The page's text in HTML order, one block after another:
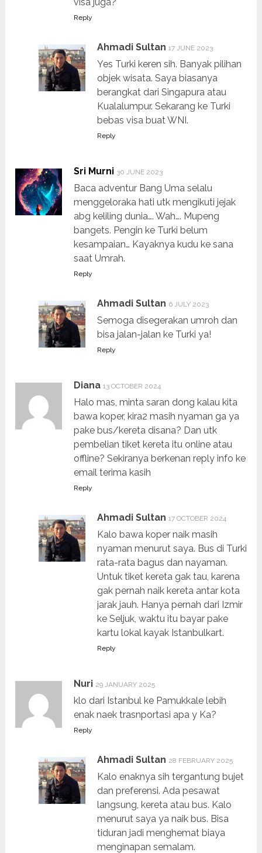
Reply
Ahmadi Sultan 17 JUNE 2023
Yes Turki keren sih. Banyak pilihan
objek wisata. Saya biasanya
berangkat dari Singapura atau
Kualalumpur. Sekarang ke Turki
bebas visa buat WNI.
Reply
Sri Murni 30 JUNE 2023
Baca adventur Bang Uma selalu
menggeloraka hati utk mengikuti jejak
abg keliling dunia…. Wah…. Mupeng
bangets. Pengin ke Turki belum
kesampaian… Kayaknya kudu ke sana
saat Umrah.
Reply
Ahmadi Sultan 6 JULY 2023
Semoga disegerakan umroh dan
bisa jalan-jalan ke Turki ya!
Reply
Diana 13 OCTOBER 2024
Halo mas, minta saran dong kalau kita
bawa koper, kira2 masih nyaman ga ya
pake bus/kereta disana? Dan utk
pembelian tiket kereta itu online atau
offline? Sekiranya berkenan reply info ke
email terima kasih
Reply
Ahmadi Sultan 17 OCTOBER 2024
Kalo bawa koper naik masih
nyaman menurut saya. Bus di Turki
rata-rata bagus dan nayaman.
Untuk tiket kereta gak tau, karena
gak pernah naik kereta antar kota
jarak jauh. Hanya pernah dari Izmir
ke Seljuk, waktu itu bayar pake
kartu lokal kayak Istanbulkart.
Reply
Nuri 29 JANUARY 2025
klo dari Istanbul ke Pamukkale lebih
enak naek trasnportasi apa y Ka?
Reply
Ahmadi Sultan 28 FEBRUARY 2025
Kalo enaknya sih tergantung bujet
dan preferensi. Ada pesawat
langsung, kereta atau bus. Kalo
menurut saya ya naik bus. Bisa
tiduran jadi menghemat biaya
menginapan semalam.